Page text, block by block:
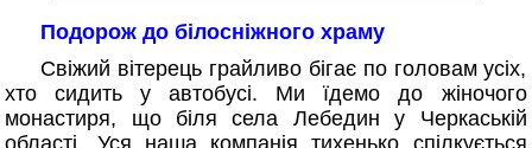
Подорож до білосніжного храму
Свіжий вітерець грайливо бігає по головам усіх,
хто сидить у автобусі. Ми їдемо до жіночого
монастиря, що біля села Лебедин у Черкаській